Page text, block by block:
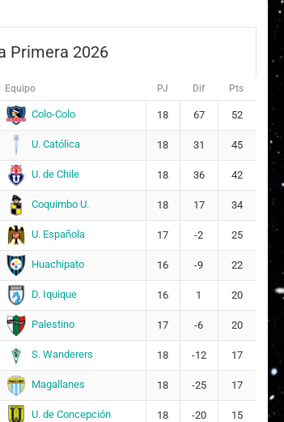
Primera 2026
Equipo PJ Dif Pts
Colo-Colo 18 67 52
U. Católica 18 31 45
U. de Chile 18 36 42
Coquimbo U. 18 17 34
U. Española 17 -2 25
Huachipato 16 -9 22
D. Iquique 16 1 20
Palestino 17 -6 20
S. Wanderers 18 -12 17
Magallanes 18 -25 17
U. de Concepción 18 -20 15